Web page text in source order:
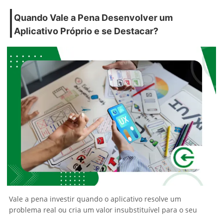
Quando Vale a Pena Desenvolver um
Aplicativo Próprioe se Destacar?
Vale a pena investir quando o aplicativo resolve um
problema real ou cria um valor insubstituível para o seu